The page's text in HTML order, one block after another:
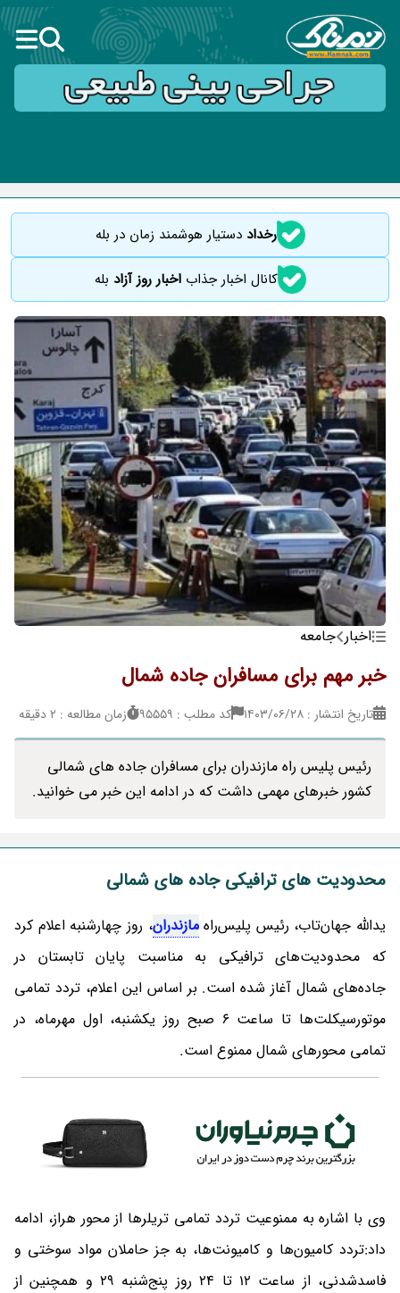
رخداددستیار هوشمند زمان در بله
کانال اخبار جذاباخبار روز آزاد بله
اخبار جامعه
خبر مهم برای مسافران جاده شمال
تاریخ انتشار : ۱۴۰۳/۰۶/۲۸ کد مطلب : 95559 زمان مطالعه : 2 دقیقه
رئیس پلیس راه مازندران برای مسافران جاده های شمالی
کشور خبرهای مهمی داشت که در ادامه این خبر می خوانید.
محدودیت های ترافیکی جاده های شمالی
یدالله جهان‌تاب، رئیس پلیس‌راهمازندران، روز چهارشنبه اعلام کرد
که محدودیت‌های ترافیکی به مناسبت پایان تابستان در
جاده‌های شمال آغاز شده است. بر اساس این اعلام، تردد تمامی
موتورسیکلت‌ها تا ساعت 6 صبح روز یکشنبه، اول مهرماه، در
تمامی محورهای شمال ممنوع است.
وی با اشاره به ممنوعیت تردد تمامی تریلرها از محور هراز، ادامه
داد:تردد کامیون‌ها و کامیونت‌ها، به جز حاملان مواد سوختی و
فاسدشدنی، از ساعت 12 تا 24 روز پنج‌شنبه 29 و همچنین از